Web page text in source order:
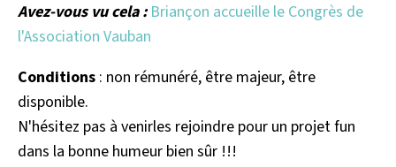
Avez-vous vu cela :Briançon accueille le Congrès de
l'Association Vauban
Conditions : non rémunéré, être majeur, être
disponible.
N'hésitez pas à venirles rejoindre pour un projet fun
dans la bonne humeur bien sûr !!!